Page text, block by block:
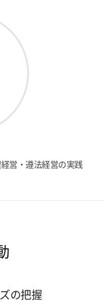
営・遵法経営の実践
の把握